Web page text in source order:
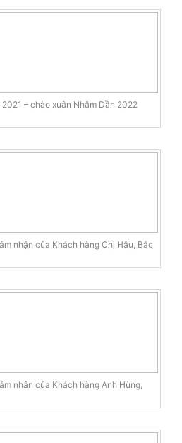
– chào xuân Nhâm Dần 2022
nhận của Khách hàng Chị Hậu, Bắc
nhận của Khách hàng Anh Hùng,